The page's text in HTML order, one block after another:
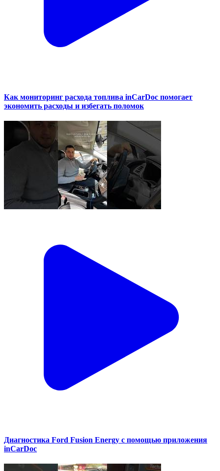
Как мониторинг расхода топлива inCarDoc помогает
экономить расходы и избегать поломок
Диагностика Ford Fusion Energy с помощью приложения
inCarDoc